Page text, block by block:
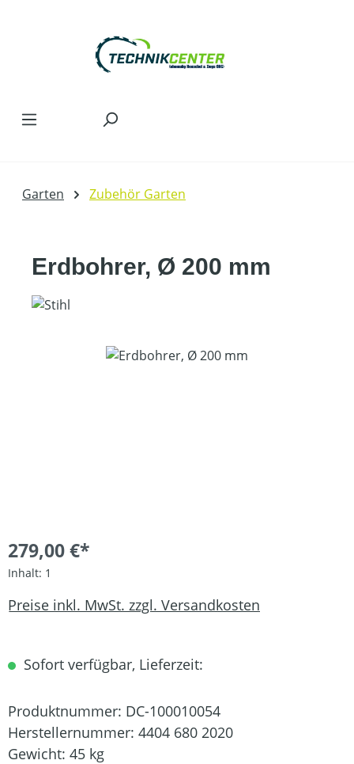
Garten Zubehör Garten
Erdbohrer, Ø 200 mm
Bildergalerie überspringen
279,00 €*
Inhalt: 1
Preise inkl. MwSt. zzgl. Versandkosten
Sofort verfügbar, Lieferzeit:
Produktnummer: DC-100010054
Herstellernummer: 4404 680 2020
Gewicht: 45 kg